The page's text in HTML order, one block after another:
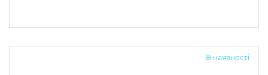
В наявності